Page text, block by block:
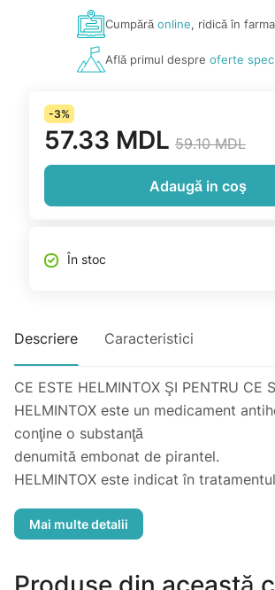
Cumpărăonline, ridică în
Află primul despre oferte
-3%
57.33 MDL 59.10 MDL
Adaugă in coş
În stoc
Descriere Caracteristici
CE ESTE HELMINTOX ŞI PENTRU CE
HELMINTOX este un medicament
conţine o substanţă
denumită embonat de pirantel.
HELMINTOX este indicat în
helminţi:
- ascaridoză;